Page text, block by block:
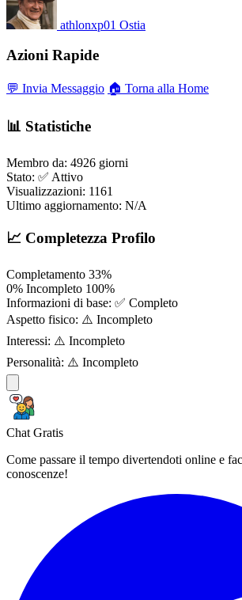
athlonxp01 Ostia
Azioni Rapide
💬 Invia Messaggio 🏠 Torna alla Home
📊 Statistiche
Membro da: 4926 giorni
Stato: ✅ Attivo
Visualizzazioni: 1161
Ultimo aggiornamento: N/A
📈 Completezza Profilo
Completamento 33%
0% Incompleto 100%
Informazioni di base: ✅ Completo
Aspetto fisico: ⚠️ Incompleto
Interessi: ⚠️ Incompleto
Personalità: ⚠️ Incompleto
Chat Gratis
Come passare il tempo divertendoti online e
conoscenze!